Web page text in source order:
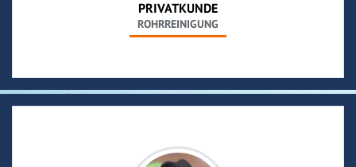
PRIVATKUNDE
ROHRREINIGUNG